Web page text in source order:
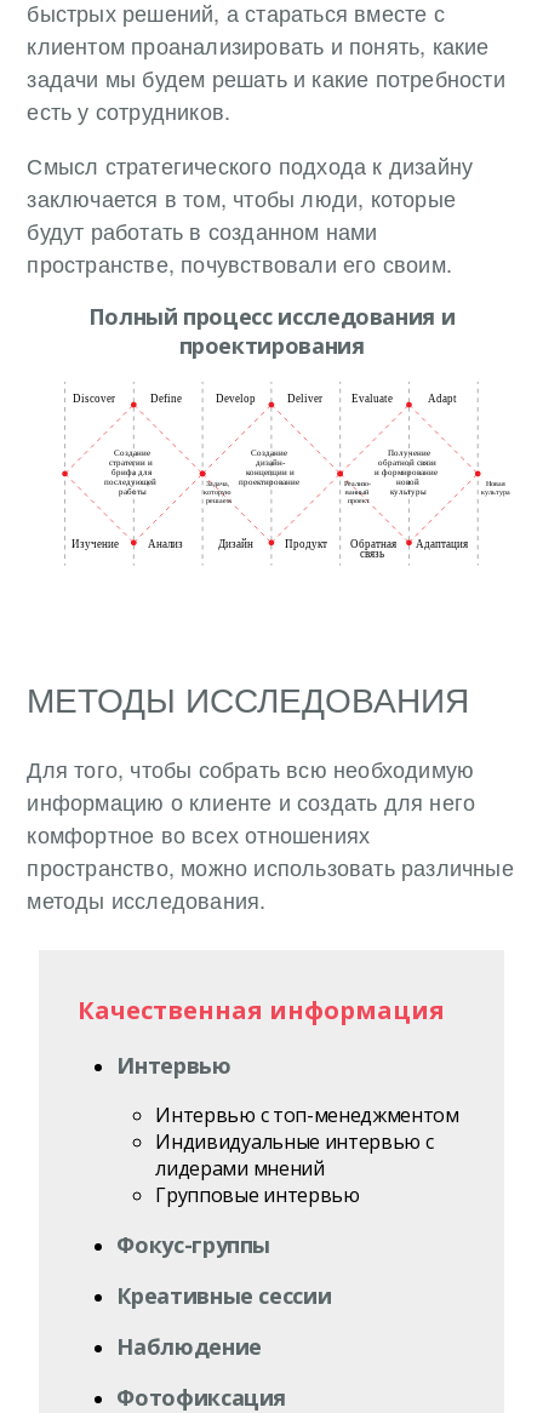
быстрых решений, а стараться вместе с
клиентом проанализировать и понять, какие
задачи мы будем решать и какие потребности
есть у сотрудников.
Смысл стратегического подхода к дизайну
заключается в том, чтобы люди, которые
будут работать в созданном нами
пространстве, почувствовали его своим.
Полный процесс исследования и
проектирования
МЕТОДЫ ИССЛЕДОВАНИЯ
Для того, чтобы собрать всю необходимую
информацию о клиенте и создать для него
комфортное во всех отношениях
пространство, можно использовать различные
методы исследования.
Качественная информация
Интервью
Интервью с топ-менеджментом
Индивидуальные интервью с
лидерами мнений
Групповые интервью
Фокус-группы
Креативные сессии
Наблюдение
Фотофиксация